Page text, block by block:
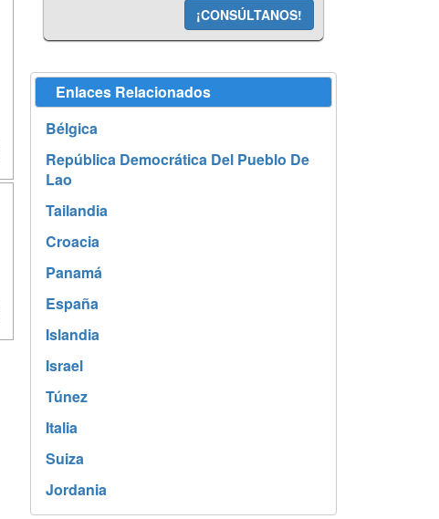
¡CONSÚLTANOS!
Enlaces Relacionados
Bélgica
República Democrática Del Pueblo De
Lao
Tailandia
Croacia
Panamá
España
Islandia
Israel
Túnez
Italia
Suiza
Jordania